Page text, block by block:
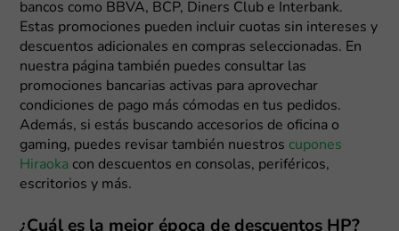
bancos como BBVA, BCP, Diners Club e Interbank.
Estas promociones pueden incluir cuotas sin intereses y
descuentos adicionales en compras seleccionadas. En
nuestra página también puedes consultar las
promociones bancarias activas para aprovechar
condiciones de pago más cómodas en tus pedidos.
Además, si estás buscando accesorios de oficina o
gaming, puedes revisar también nuestros cupones
Hiraoka con descuentos en consolas, periféricos,
escritorios y más.
¿Cuál es la mejor época de descuentos HP?